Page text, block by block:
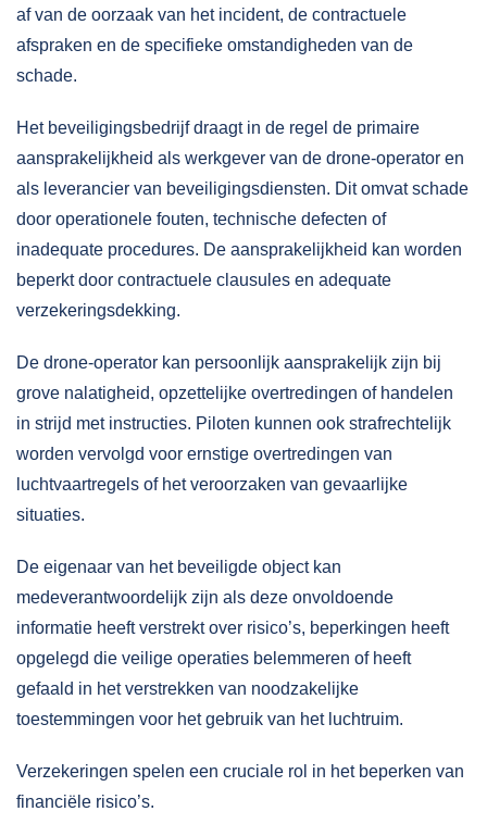
af van de oorzaak van het incident, de contractuele
afspraken en de specifieke omstandigheden van de
schade.
Het beveiligingsbedrijf draagt in de regel de primaire
aansprakelijkheid als werkgever van de drone-operator en
als leverancier van beveiligingsdiensten. Dit omvat schade
door operationele fouten, technische defecten of
inadequate procedures. De aansprakelijkheid kan worden
beperkt door contractuele clausules en adequate
verzekeringsdekking.
De drone-operator kan persoonlijk aansprakelijk zijn bij
grove nalatigheid, opzettelijke overtredingen of handelen
in strijd met instructies. Piloten kunnen ook strafrechtelijk
worden vervolgd voor ernstige overtredingen van
luchtvaartregels of het veroorzaken van gevaarlijke
situaties.
De eigenaar van het beveiligde object kan
medeverantwoordelijk zijn als deze onvoldoende
informatie heeft verstrekt over risico’s, beperkingen heeft
opgelegd die veilige operaties belemmeren of heeft
gefaald in het verstrekken van noodzakelijke
toestemmingen voor het gebruik van het luchtruim.
Verzekeringen spelen een cruciale rol in het beperken van
financiële risico’s.